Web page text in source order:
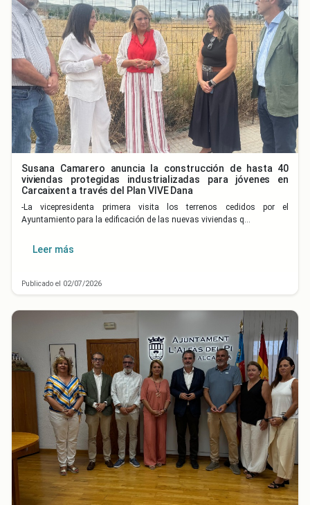
Susana Camarero anuncia la construcción de hasta 40
viviendas protegidas industrializadas para jóvenes en
Carcaixent a través del Plan VIVE Dana
-La vicepresidenta primera visita los terrenos cedidos por el
Ayuntamiento para la edificación de las nuevas viviendas q…
Leer más
Publicado el 02/07/2026